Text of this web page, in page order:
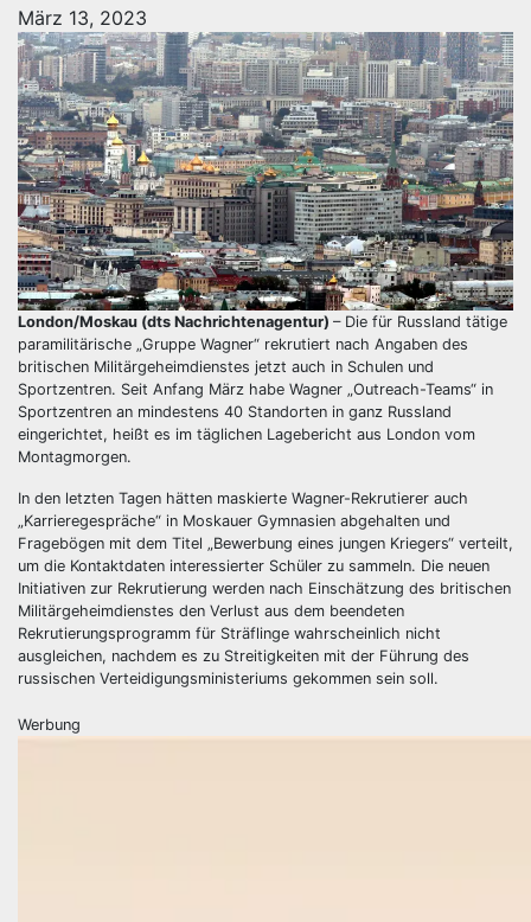
März 13, 2023
London/Moskau (dts Nachrichtenagentur) – Die für Russland tätige
paramilitärische „Gruppe Wagner“ rekrutiert nach Angaben des
britischen Militärgeheimdienstes jetzt auch in Schulen und
Sportzentren. Seit Anfang März habe Wagner „Outreach-Teams“ in
Sportzentren an mindestens 40 Standorten in ganz Russland
eingerichtet, heißt es im täglichen Lagebericht aus London vom
Montagmorgen.
In den letzten Tagen hätten maskierte Wagner-Rekrutierer auch
„Karrieregespräche“ in Moskauer Gymnasien abgehalten und
Fragebögen mit dem Titel „Bewerbung eines jungen Kriegers“ verteilt,
um die Kontaktdaten interessierter Schüler zu sammeln. Die neuen
Initiativen zur Rekrutierung werden nach Einschätzung des britischen
Militärgeheimdienstes den Verlust aus dem beendeten
Rekrutierungsprogramm für Sträflinge wahrscheinlich nicht
ausgleichen, nachdem es zu Streitigkeiten mit der Führung des
russischen Verteidigungsministeriums gekommen sein soll.
Werbung